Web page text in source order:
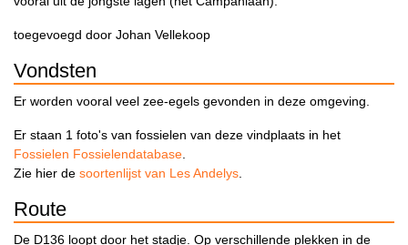
toegevoegd door Johan Vellekoop
Vondsten
Er worden vooral veel zee-egels gevonden in deze omgeving.
Er staan 1 foto's van fossielen van deze vindplaats in het
Fossielen Fossielendatabase.
Zie hier de soortenlijst van Les Andelys.
Route
De D136 loopt door het stadje. Op verschillende plekken in de